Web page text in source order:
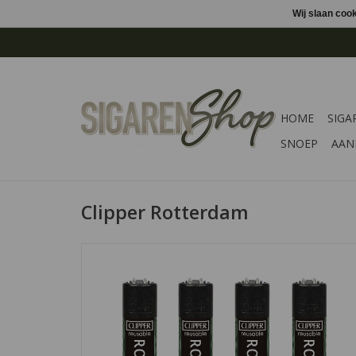
HOME
SNOEP
Clipper Rotterdam
Wij slaan